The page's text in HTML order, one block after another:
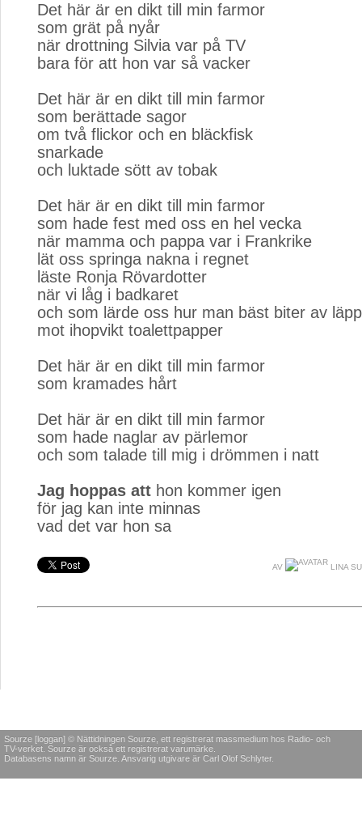
Det här är en dikt till min farmor
som grät på nyår
när drottning Silvia var på TV
bara för att hon var så vacker
Det här är en dikt till min farmor
som berättade sagor
om två flickor och en bläckfisk
snarkade
och luktade sött av tobak
Det här är en dikt till min farmor
som hade fest med oss en hel vecka
när mamma och pappa var i Frankrike
lät oss springa nakna i regnet
läste Ronja Rövardotter
när vi låg i badkaret
och som lärde oss hur man bäst biter av
mot ihopvikt toalettpapper
Det här är en dikt till min farmor
som kramades hårt
Det här är en dikt till min farmor
som hade naglar av pärlemor
och som talade till mig i drömmen i natt
Jag hoppas att hon kommer igen
för jag kan inte minnas
vad det var hon sa
AV LINA
Sourze [loggan] © Nättidningen Sourze, ett registrerat massmedium hos Radio- och
TV-verket. Sourze är också ett registrerat varumärke.
Databasens namn är Sourze. Ansvarig utgivare är Carl Olof Schlyter.